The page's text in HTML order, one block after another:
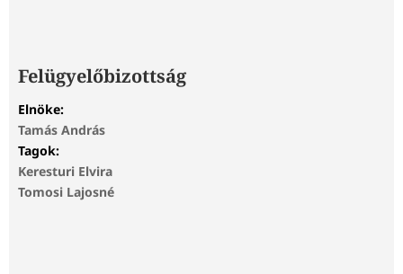
Felügyelőbizottság
Elnöke:
Tamás András
Tagok:
Keresturi Elvira
Tomosi Lajosné